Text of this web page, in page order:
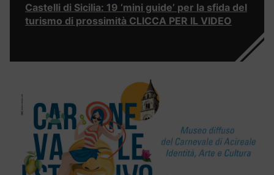
Castelli di Sicilia: 19 ‘mini guide’ per la sfida del
turismo di prossimità CLICCA PER IL VIDEO